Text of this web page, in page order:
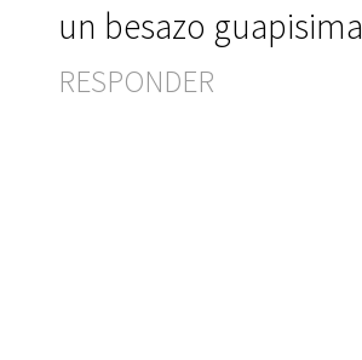
un besazo guapisima
RESPONDER